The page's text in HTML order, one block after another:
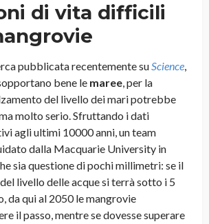
di vita difficili
pubblicata recentemente suScience,
bene le maree, per la
del livello dei mari potrebbe
molto serio. Sfruttando i dati
agli ultimi 10000 anni, un team
dalla Macquarie University in
sia questione di pochi millimetri: se il
livello delle acque si terrà sotto i 5
da qui al 2050 le mangrovie
il passo, mentre se dovesse superare